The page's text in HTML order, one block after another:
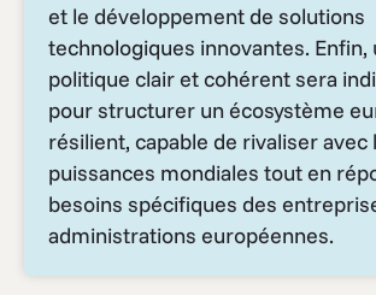
et le développement de solutions
technologiques innovantes. Enfin,
politique clair et cohérent sera
pour structurer un écosystème
résilient, capable de rivaliser avec
puissances mondiales tout en
besoins spécifiques des
administrations européennes.